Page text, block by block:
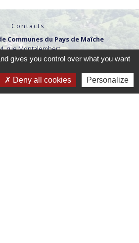
Contacts
Communes du Pays de Maîche
rue Montalembert
Maîche - FRANCE
par formulaire
gives you control over what you want
Deny all cookies Personalize